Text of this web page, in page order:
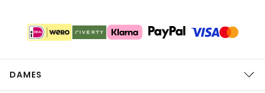
DAMES